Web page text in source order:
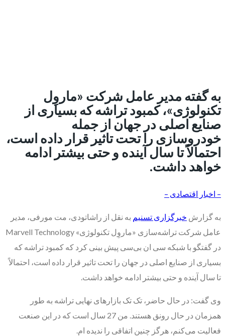
به گفته مدیر عامل شرکت «ماروِل
تکنولوژی»، کمبود تراشه که بسیاری از
صنایع اصلی در جهان از جمله
خودروسازی را تحت تاثیر قرار داده است،
احتمالاً تا سال آینده و حتی بیشتر ادامه
خواهد داشت.
– اخبار اقتصادی –
به گزارش خبرگزاری تسنیم به نقل از راشاتودی، مت مورفی، مدیر
عامل شرکت تراشه‌سازی «ماروِل تکنولوژی» Marvell Technology
در گفتگو با شبکه سی ان بی‌سی پیش بینی کرد که کمبود تراشه که
بسیاری از صنایع اصلی در جهان را تحت تاثیر قرار داده است، احتمالاً
تا سال آینده و حتی بیشتر ادامه خواهد داشت.
وی گفت: در حال حاضر، تک تک بازارهای نهایی تراشه به طور
همزمان در حال رونق هستند. من 27 سال است که در این صنعت
فعالیت می‌کنم، هرگز چنین اتفاقی را ندیده ام.